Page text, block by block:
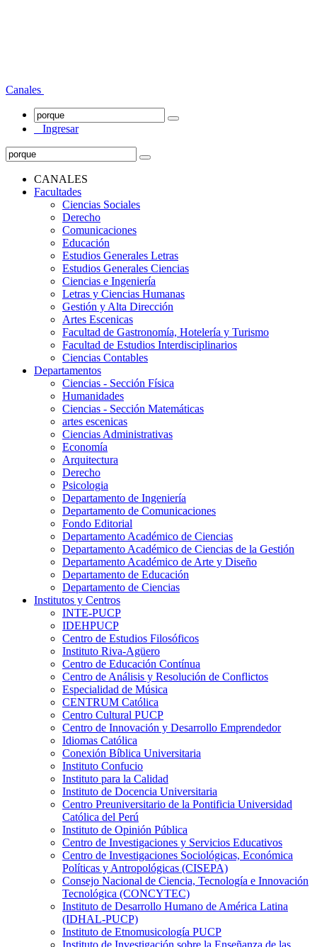
Canales
Ingresar
CANALES
Facultades
Ciencias Sociales
Derecho
Comunicaciones
Educación
Estudios Generales Letras
Estudios Generales Ciencias
Ciencias e Ingeniería
Letras y Ciencias Humanas
Gestión y Alta Dirección
Artes Escenicas
Facultad de Gastronomía, Hotelería y Turismo
Facultad de Estudios Interdisciplinarios
Ciencias Contables
Departamentos
Ciencias - Sección Física
Humanidades
Ciencias - Sección Matemáticas
artes escenicas
Ciencias Administrativas
Economía
Arquitectura
Derecho
Psicologia
Departamento de Ingeniería
Departamento de Comunicaciones
Fondo Editorial
Departamento Académico de Ciencias
Departamento Académico de Ciencias de la Gestión
Departamento Académico de Arte y Diseño
Departamento de Educación
Departamento de Ciencias
Institutos y Centros
INTE-PUCP
IDEHPUCP
Centro de Estudios Filosóficos
Instituto Riva-Agüero
Centro de Educación Contínua
Centro de Análisis y Resolución de Conflictos
Especialidad de Música
CENTRUM Católica
Centro Cultural PUCP
Centro de Innovación y Desarrollo Emprendedor
Idiomas Católica
Conexión Bíblica Universitaria
Instituto Confucio
Instituto para la Calidad
Instituto de Docencia Universitaria
Centro Preuniversitario de la Pontificia Universidad
Católica del Perú
Instituto de Opinión Pública
Centro de Investigaciones y Servicios Educativos
Centro de Investigaciones Sociológicas, Económica
Políticas y Antropológicas (CISEPA)
Consejo Nacional de Ciencia, Tecnología e Innovación
Tecnológica (CONCYTEC)
Instituto de Desarrollo Humano de América Latina
(IDHAL-PUCP)
Instituto de Etnomusicología PUCP
Instituto de Investigación sobre la Enseñanza de las